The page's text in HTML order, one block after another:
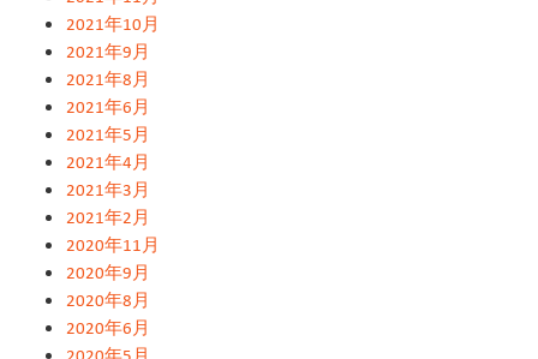
2021年10月
2021年9月
2021年8月
2021年6月
2021年5月
2021年4月
2021年3月
2021年2月
2020年11月
2020年9月
2020年8月
2020年6月